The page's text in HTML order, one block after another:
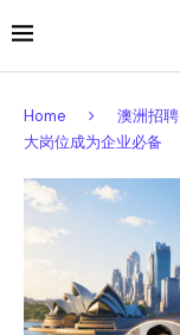
Home 澳洲招聘
大岗位成为企业必备